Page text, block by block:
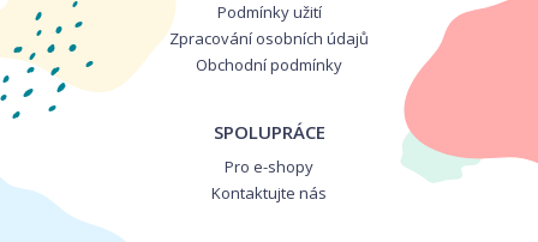
Podmínky užití
Zpracování osobních údajů
Obchodní podmínky
SPOLUPRÁCE
Pro e-shopy
Kontaktujte nás